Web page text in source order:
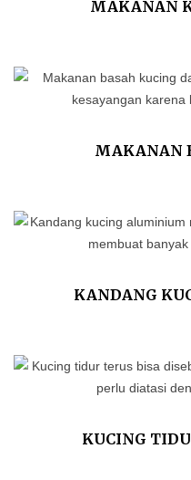
MAKANAN
MAKANAN
KANDANG
KUCING